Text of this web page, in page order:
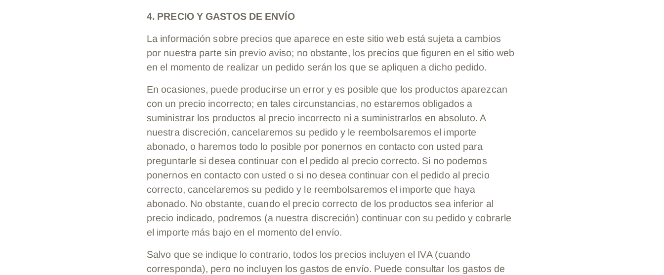
4. PRECIO Y GASTOS DE ENVÍO
La información sobre precios que aparece en este sitio web está sujeta a cambios
por nuestra parte sin previo aviso; no obstante, los precios que figuren en el sitio web
en el momento de realizar un pedido serán los que se apliquen a dicho pedido.
En ocasiones, puede producirse un error y es posible que los productos aparezcan
con un precio incorrecto; en tales circunstancias, no estaremos obligados a
suministrar los productos al precio incorrecto ni a suministrarlos en absoluto. A
nuestra discreción, cancelaremos su pedido y le reembolsaremos el importe
abonado, o haremos todo lo posible por ponernos en contacto con usted para
preguntarle si desea continuar con el pedido al precio correcto. Si no podemos
ponernos en contacto con usted o si no desea continuar con el pedido al precio
correcto, cancelaremos su pedido y le reembolsaremos el importe que haya
abonado. No obstante, cuando el precio correcto de los productos sea inferior al
precio indicado, podremos (a nuestra discreción) continuar con su pedido y cobrarle
el importe más bajo en el momento del envío.
Salvo que se indique lo contrario, todos los precios incluyen el IVA (cuando
corresponda), pero no incluyen los gastos de envío. Puede consultar los gastos de